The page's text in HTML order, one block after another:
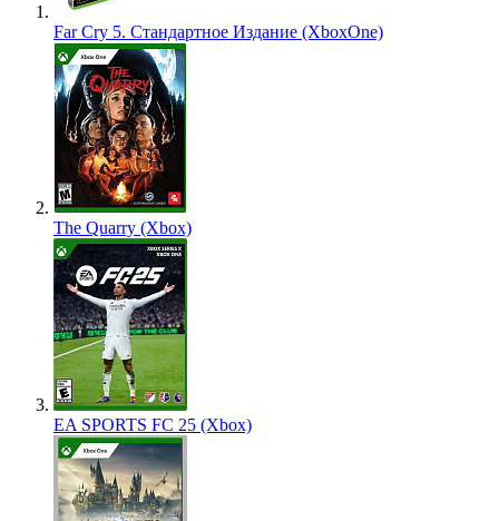
Far Cry 5. Стандартное Издание (XboxOne)
The Quarry (Xbox)
EA SPORTS FC 25 (Xbox)